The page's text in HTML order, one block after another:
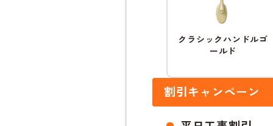
クラシックハンドルゴ
ールド
割引キャンペーン